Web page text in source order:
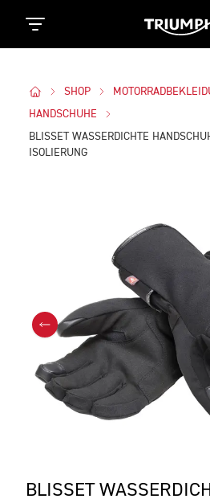
SHOP
HANDSCHUHE
BLISSET WASSERDICHTE
ISOLIERUNG
BLISSET